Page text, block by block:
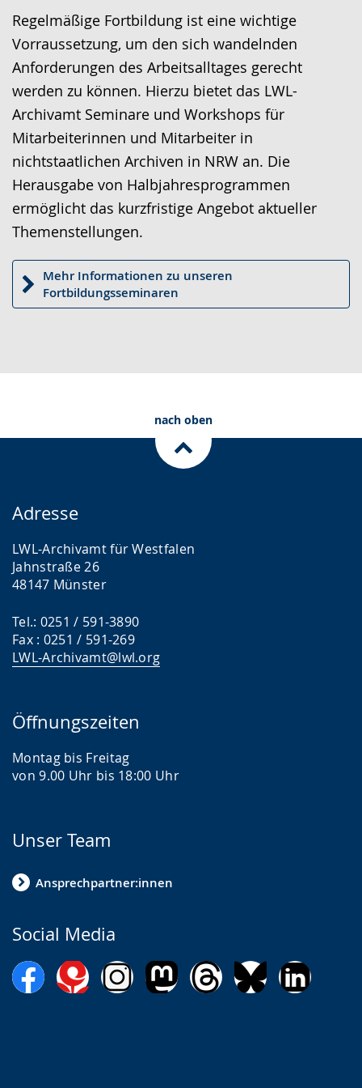
Sprache
wechseln.
Unterstützung.
in
Deutscher
Gebärdensprache
wird
angezeigt.
Regelmäßige Fortbildung ist eine wichtige
Vorraussetzung, um den sich wandelnden
Anforderungen des Arbeitsalltages gerecht
werden zu können. Hierzu bietet das LWL-
Archivamt Seminare und Workshops für
Mitarbeiterinnen und Mitarbeiter in
nichtstaatlichen Archiven in NRW an. Die
Herausgabe von Halbjahresprogrammen
ermöglicht das kurzfristige Angebot aktueller
Themenstellungen.
Mehr Informationen zu unseren
Fortbildungsseminaren
nach oben
Adresse
LWL-Archivamt für Westfalen
Jahnstraße 26
48147 Münster
Tel.: 0251 / 591-3890
Fax : 0251 / 591-269
LWL-Archivamt@lwl.org
Öffnungszeiten
Montag bis Freitag
von 9.00 Uhr bis 18:00 Uhr
Unser Team
Ansprechpartner:innen
Social Media